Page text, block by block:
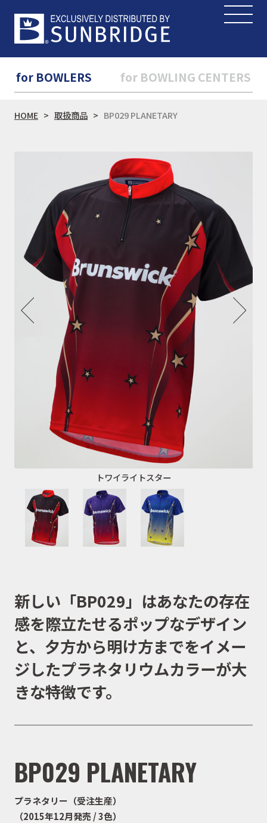
for BOWLERS for BOWLING CENTERS
HOME 取扱商品 BP029 PLANETARY
トワイライトスター
新しい「BP029」はあなたの存在
感を際立たせるポップなデザイン
と、夕方から明け方までをイメー
ジしたプラネタリウムカラーが大
きな特徴です。
BP029 PLANETARY
プラネタリー（受注生産）
（2015年12月発売 / 3色）